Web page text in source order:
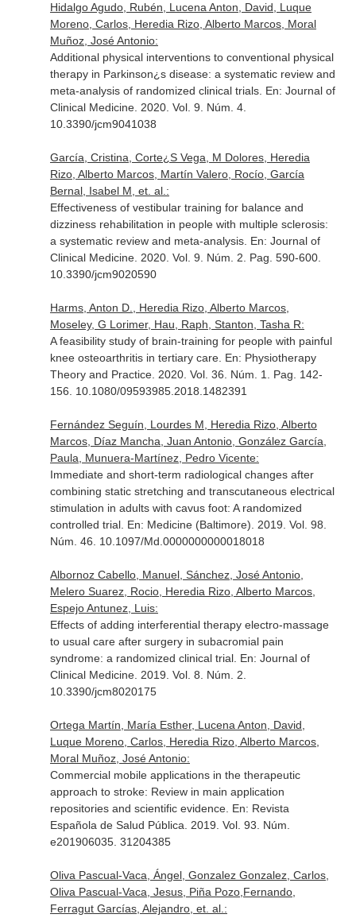
Hidalgo Agudo, Rubén, Lucena Anton, David, Luque
Moreno, Carlos, Heredia Rizo, Alberto Marcos, Moral
Muñoz, José Antonio:
Additional physical interventions to conventional physical
therapy in Parkinson¿s disease: a systematic review and
meta-analysis of randomized clinical trials. En: Journal of
Clinical Medicine. 2020. Vol. 9. Núm. 4.
10.3390/jcm9041038
García, Cristina, Corte¿S Vega, M Dolores, Heredia
Rizo, Alberto Marcos, Martín Valero, Rocío, García
Bernal, Isabel M, et. al.:
Effectiveness of vestibular training for balance and
dizziness rehabilitation in people with multiple sclerosis:
a systematic review and meta-analysis. En: Journal of
Clinical Medicine. 2020. Vol. 9. Núm. 2. Pag. 590-600.
10.3390/jcm9020590
Harms, Anton D., Heredia Rizo, Alberto Marcos,
Moseley, G Lorimer, Hau, Raph, Stanton, Tasha R:
A feasibility study of brain-training for people with painful
knee osteoarthritis in tertiary care. En: Physiotherapy
Theory and Practice. 2020. Vol. 36. Núm. 1. Pag. 142-
156. 10.1080/09593985.2018.1482391
Fernández Seguín, Lourdes M, Heredia Rizo, Alberto
Marcos, Díaz Mancha, Juan Antonio, González García,
Paula, Munuera-Martínez, Pedro Vicente:
Immediate and short-term radiological changes after
combining static stretching and transcutaneous electrical
stimulation in adults with cavus foot: A randomized
controlled trial. En: Medicine (Baltimore) . 2019. Vol. 98.
Núm. 46. 10.1097/Md.0000000000018018
Albornoz Cabello, Manuel, Sánchez, José Antonio,
Melero Suarez, Rocio, Heredia Rizo, Alberto Marcos,
Espejo Antunez, Luis:
Effects of adding interferential therapy electro-massage
to usual care after surgery in subacromial pain
syndrome: a randomized clinical trial. En: Journal of
Clinical Medicine. 2019. Vol. 8. Núm. 2.
10.3390/jcm8020175
Ortega Martín, María Esther, Lucena Anton, David,
Luque Moreno, Carlos, Heredia Rizo, Alberto Marcos,
Moral Muñoz, José Antonio:
Commercial mobile applications in the therapeutic
approach to stroke: Review in main application
repositories and scientific evidence. En: Revista
Española de Salud Pública . 2019. Vol. 93. Núm.
e201906035. 31204385
Oliva Pascual-Vaca, Ángel, Gonzalez Gonzalez, Carlos,
Oliva Pascual-Vaca, Jesus, Piña Pozo,Fernando,
Ferragut Garcías, Alejandro, et. al.: